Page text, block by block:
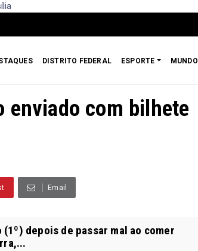
DISTRITO FEDERAL ESPORTE MUNDO
enviado com bilhete
Email
depois de passar mal ao comer